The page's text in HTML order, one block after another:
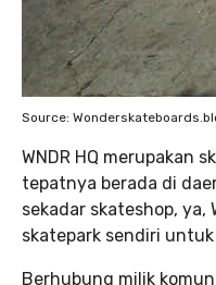
Source:
WNDR HQ merupakan
tepatnya berada di
sekadar skateshop, ya,
skatepark sendiri
Berhubung milik